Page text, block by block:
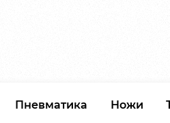
Пневматика Ножи